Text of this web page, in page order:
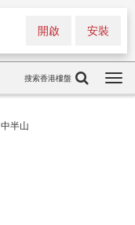
安裝
開啟
搜索香港樓盤
中半山